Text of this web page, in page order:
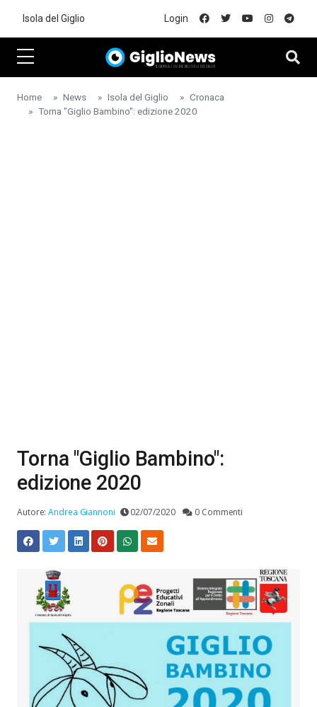
Isola del Giglio Login
Home News Isola del Giglio
Cronaca
Torna "Giglio Bambino": edizione 2020
Torna "Giglio Bambino":
edizione 2020
Autore:Andrea Giannoni 02/07/2020 0 Commenti